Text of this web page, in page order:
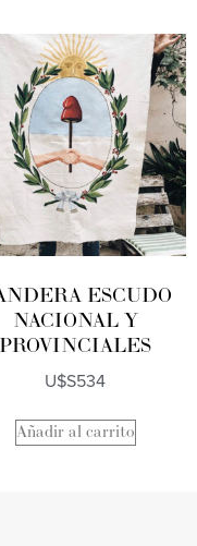
ESCUDO
NACIONAL Y
PROVINCIALES
U$S534
Añadir al carrito